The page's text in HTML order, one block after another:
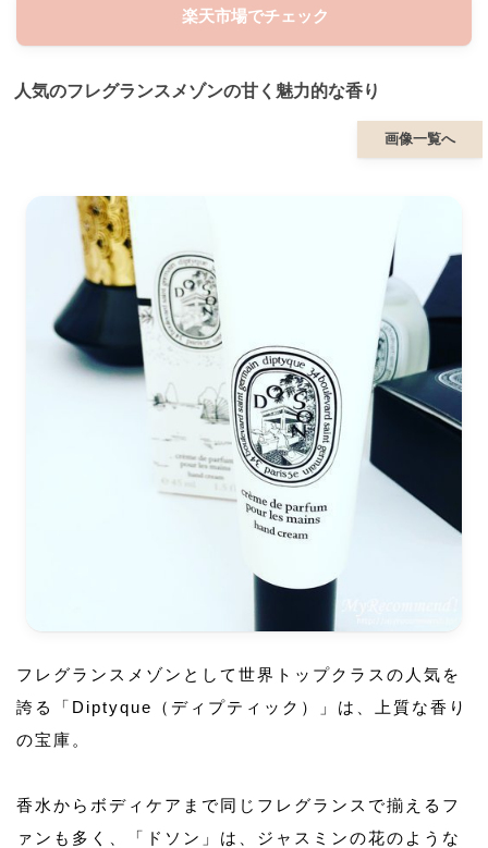
楽天市場でチェック
人気のフレグランスメゾンの甘く魅力的な香り
画像一覧へ
フレグランスメゾンとして世界トップクラスの人気を
誇る「Diptyque（ディプティック）」は、上質な香り
の宝庫。
香水からボディケアまで同じフレグランスで揃えるフ
ァンも多く、「ドソン」は、ジャスミンの花のような